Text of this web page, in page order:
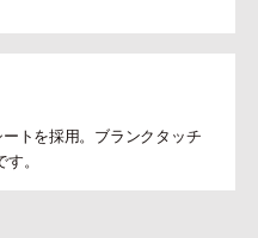
トを採用。ブランクタッチ
。